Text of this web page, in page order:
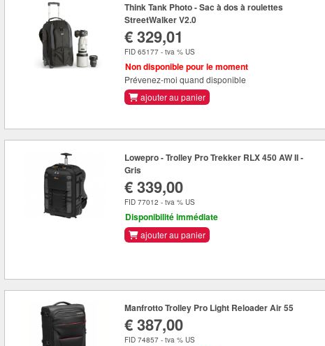
Think Tank Photo - Sac à dos à roulettes
StreetWalker V2.0
€ 329,01
FID 65177 - tva % US
Non disponible pour le moment
Prévenez-moi quand disponible
ajouter au panier
Lowepro - Trolley Pro Trekker RLX 450 AW II -
Gris
€ 339,00
FID 77012 - tva % US
Disponibilité immédiate
ajouter au panier
Manfrotto Trolley Pro Light Reloader Air 55
€ 387,00
FID 74857 - tva % US